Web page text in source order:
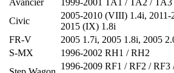
Civic
2005-2010 (VIII) 1.4i,
2015 (IX) 1.8i
FR-V
2005 1.7i, 2005 1.8i, 2005
S-MX
1996-2002 RH1 / RH2
1996-2009 RF1 / RF2 / RF3